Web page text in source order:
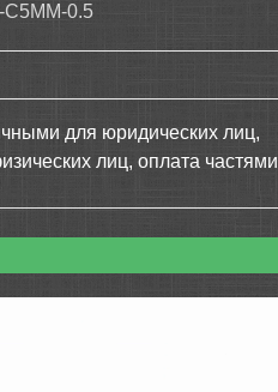
0.5
для юридических лиц,
лиц, оплата частями